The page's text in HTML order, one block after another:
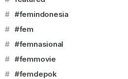
# #femindonesia
# #fem
# #femnasional
# #femmovie
# #femdepok